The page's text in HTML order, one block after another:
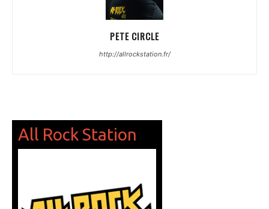
PETE CIRCLE
http://allrockstation.fr/